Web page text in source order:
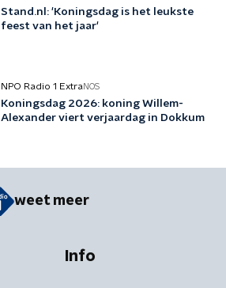
Stand.nl: 'Koningsdag is het leukste
feest van het jaar'
NPO Radio 1 Extra NOS
Koningsdag 2026: koning Willem-
Alexander viert verjaardag in Dokkum
weet meer
Info